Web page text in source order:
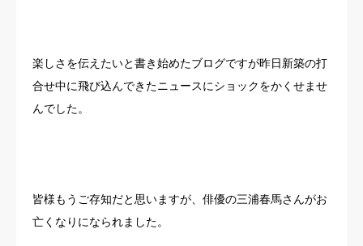
楽しさを伝えたいと書き始めたブログですが昨日新築の打
合せ中に飛び込んできたニュースにショックをかくせませ
んでした。
皆様もうご存知だと思いますが、俳優の三浦春馬さんがお
亡くなりになられました。
施工事例
お客様の声
会社概要